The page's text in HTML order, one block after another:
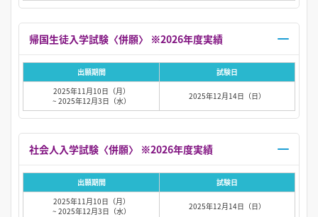
出願期間
試験日
2025年11月10日（月）
~ 2025年12月3日（水）
2025年12月14日（日）
出願期間
試験日
2025年11月10日（月）
~ 2025年12月3日（水）
2025年12月14日（日）